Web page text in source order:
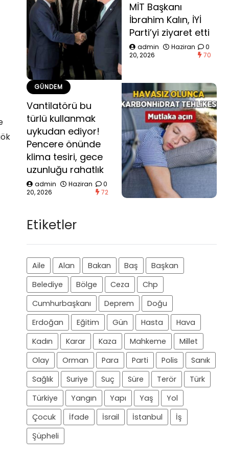
MİT Başkanı
İbrahim Kalın, İYİ
Parti’yi ziyaret etti
admin
Haziran
20, 2026
0
70
GÜNDEM
Vantilatörü bu
türlü kullanmak
uykudan ediyor!
Pencere önünde
klima tesiri, gece
uzunluğu rahatlık
admin
Haziran
20, 2026
0
72
Etiketler
Aile Alan Bakan Baş
Başkan
Belediye
Bölge Ceza
Chp
Cumhurbaşkanı
Deprem
Doğu
Erdoğan
Eğitim Gün Hasta
Hava
Kadın
Karar Kaza Mahkeme
Millet
Olay
Orman Para Parti Polis
Sanık
Sağlık
Suriye Suç Süre Terör
Türk
Türkiye
Yangın Yapı Yaş
Yol
Çocuk
İfade İsrail İstanbul
İş
Şüpheli